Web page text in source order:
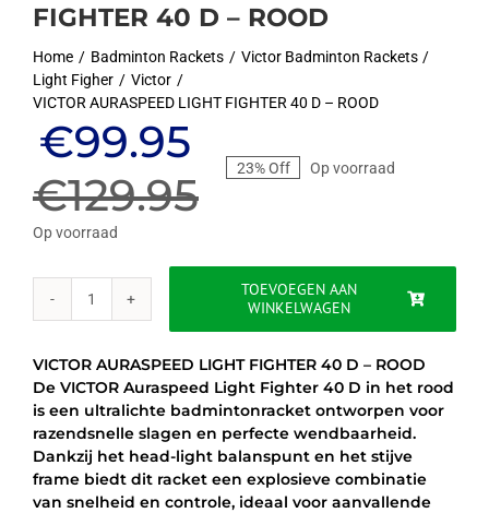
FIGHTER 40 D – ROOD
Home Badminton Rackets
Victor Badminton Rackets
Light Figher
Victor
VICTOR AURASPEED LIGHT FIGHTER 40 D – ROOD
€129.95
Oorspronkelijke
prijs
was:
€129.95.
€99.95
Huidige
prijs
is:
€99.95.
23% Off Op voorraad
Op voorraad
VICTOR
AURASPEED
FIGHTER
40
ROOD
TOEVOEGEN AAN
WINKELWAGEN
VICTOR AURASPEED LIGHT FIGHTER 40 D – ROOD
De VICTOR Auraspeed Light Fighter 40 D in het rood
is een ultralichte badmintonracket ontworpen voor
razendsnelle slagen en perfecte wendbaarheid.
Dankzij het head-light balanspunt en het stijve
frame biedt dit racket een explosieve combinatie
van snelheid en controle, ideaal voor aanvallende